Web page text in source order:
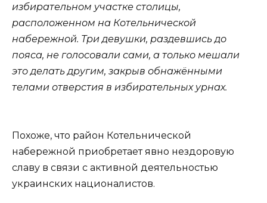
избирательном участке столицы,
расположенном на Котельнической
набережной. Три девушки, раздевшись до
пояса, не голосовали сами, а только мешали
это делать другим, закрыв обнажёнными
телами отверстия в избирательных урнах.
Похоже, что район Котельнической
набережной приобретает явно нездоровую
славу в связи с активной деятельностью
украинских националистов.